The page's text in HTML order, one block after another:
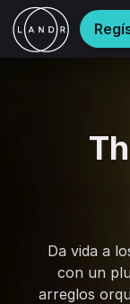
Da vida a
con un
arreglos